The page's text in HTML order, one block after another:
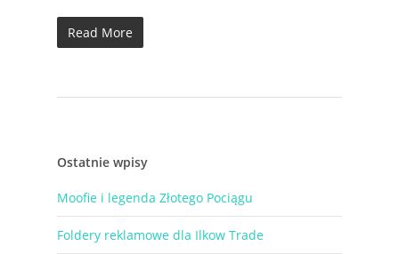
Read More
Ostatnie wpisy
Moofie i legenda Złotego Pociągu
Foldery reklamowe dla Ilkow Trade